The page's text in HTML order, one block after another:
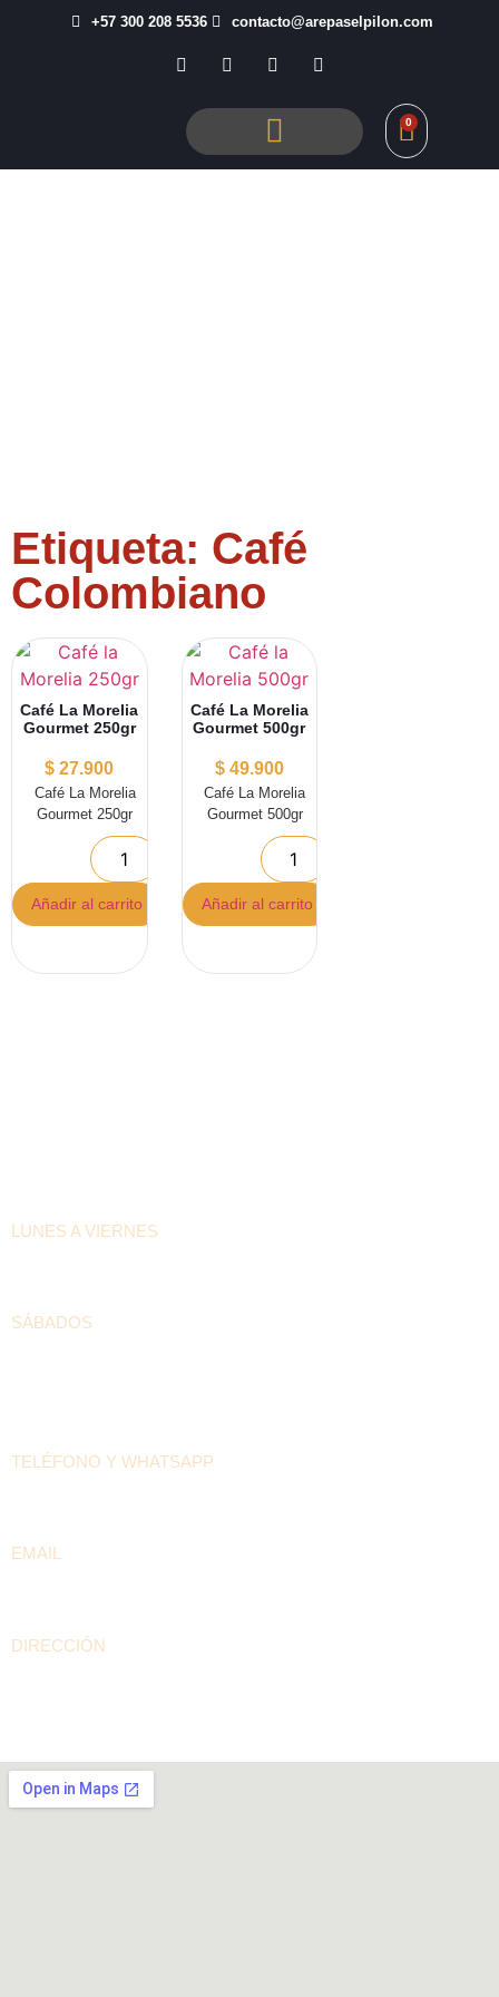
+57 300 208 5536 contacto@arepaselpilon.com
0
Etiqueta: Café
Colombiano
Café La Morelia
Gourmet 250gr
$ 27.900
Café La Morelia
Gourmet 250gr
Añadir al carrito
Café La Morelia
Gourmet 500gr
$49.900
Café La Morelia
Gourmet 500gr
Añadir al carrito
LUNES A VIERNES
SÁBADOS
TELÉFONO Y WHATSAPP
EMAIL
DIRECCIÓN